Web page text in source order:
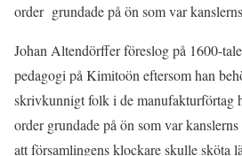
order grundade på ön som var kanslerns
Johan Altendörffer föreslog på 1600-
pedagogi på Kimitoön eftersom han
skrivkunnigt folk i de manufakturförtag
order grundade på ön som var
att församlingens klockare skulle sköta